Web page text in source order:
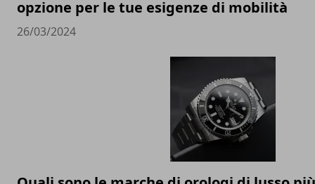
opzione per le tue esigenze di mobilità
26/03/2024